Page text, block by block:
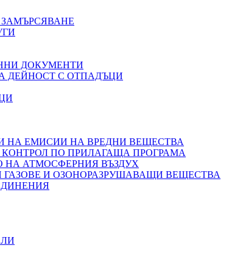
ДОКУМЕНТИ
ДЕЙНОСТ С ОТПАДЪЦИ
НА ЕМИСИИ НА ВРЕДНИ ВЕЩЕСТВА
ПО ПРИЛАГАЩА ПРОГРАМА
НА АТМОСФЕРНИЯ ВЪЗДУХ
И ОЗОНОРАЗРУШАВАЩИ ВЕЩЕСТВА